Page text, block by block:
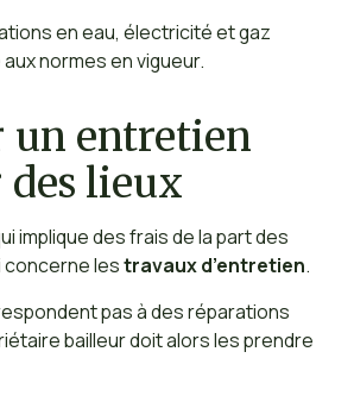
en eau, électricité et gaz
normes en vigueur.
un entretien
lieux
implique des frais de la part des
concerne lestravaux d’entretien.
pas à des réparations
bailleur doit alors les prendre